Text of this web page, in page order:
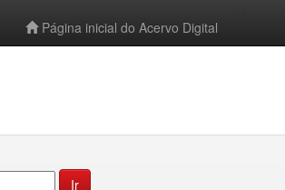
Página inicial do Acervo Digital